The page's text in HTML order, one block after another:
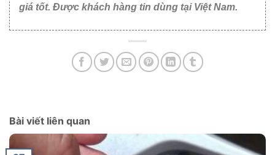
giá tốt. Được khách hàng tin dùng tại Việt Nam.
Bài viết liên quan